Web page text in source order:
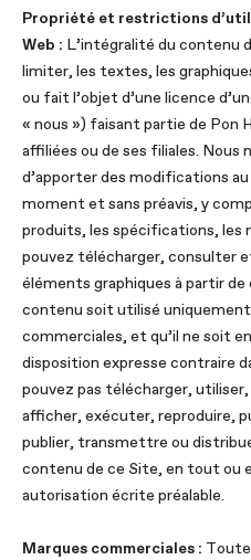
Propriété et restrictions
Web : L’intégralité du contenu
limiter, les textes, les
ou fait l’objet d’une licence
« nous ») faisant partie de Pon
affiliées ou de ses filiales. Nous
d’apporter des modifications
moment et sans préavis, y
produits, les spécifications, les
pouvez télécharger, consulter
éléments graphiques à partir
contenu soit utilisé
commerciales, et qu’il ne soit
disposition expresse contraire
pouvez pas télécharger,
afficher, exécuter, reproduire,
publier, transmettre ou
contenu de ce Site, en tout ou
autorisation écrite préalable.
Marques commerciales :